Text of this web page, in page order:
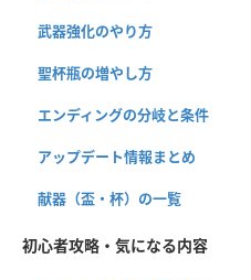
武器強化のやり方
聖杯瓶の増やし方
エンディングの分岐と条件
アップデート情報まとめ
献器（盃・杯）の一覧
初心者攻略・気になる内容